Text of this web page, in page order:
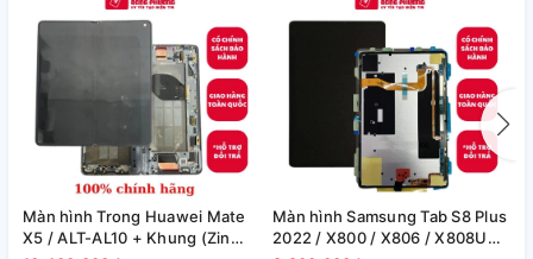
Màn hình Trong Huawei Mate
X5 / ALT-AL10 + Khung (Zin
Màn hình Samsung Tab S8 Plus
2022 / X800 / X806 / X808U